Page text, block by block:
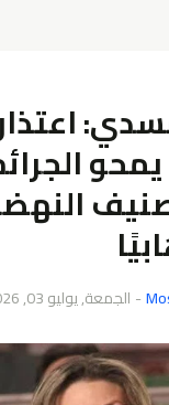
- الجمعة, يوليو 03, 2026